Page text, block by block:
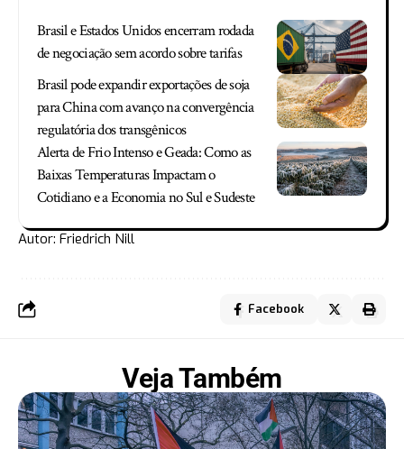
Brasil e Estados Unidos encerram rodada
de negociação sem acordo sobre tarifas
Brasil pode expandir exportações de soja
para China com avanço na convergência
regulatória dos transgênicos
Alerta de Frio Intenso e Geada: Como as
Baixas Temperaturas Impactam o
Cotidiano e a Economia no Sul e Sudeste
Autor: Friedrich Nill
Facebook
Veja Também